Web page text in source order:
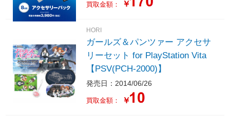
買取金額： ￥
HORI
ガールズ＆パンツァー アクセサ
リーセット for PlayStation Vita
【PSV(PCH-2000)】
発売日：2014/06/26
買取金額： ￥